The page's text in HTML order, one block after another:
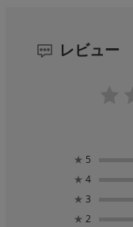
レビュー
★ 5
★ 4
★ 3
★ 2